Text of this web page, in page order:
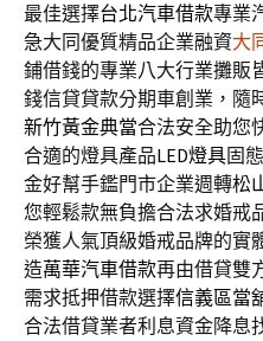
最佳選擇台北汽車借款專業
急大同優質精品企業融資大
鋪借錢的專業八大行業攤販
錢信貸貸款分期車創業，隨
新竹黃金典當合法安全助您
合適的燈具產品LED燈具固
金好幫手鑑門市企業週轉松
您輕鬆款無負擔合法求婚戒
榮獲人氣頂級婚戒品牌的實
造萬華汽車借款再由借貸雙
需求抵押借款選擇信義區當
合法借貸業者利息資金降息